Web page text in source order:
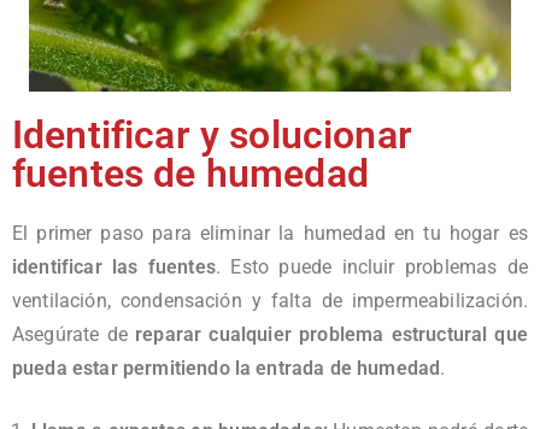
Identificar y solucionar
fuentes de humedad
El primer paso para eliminar la humedad en tu hogar es
identificar las fuentes. Esto puede incluir problemas de
ventilación, condensación y falta de impermeabilización.
Asegúrate de reparar cualquier problema estructural que
pueda estar permitiendo la entrada de humedad.